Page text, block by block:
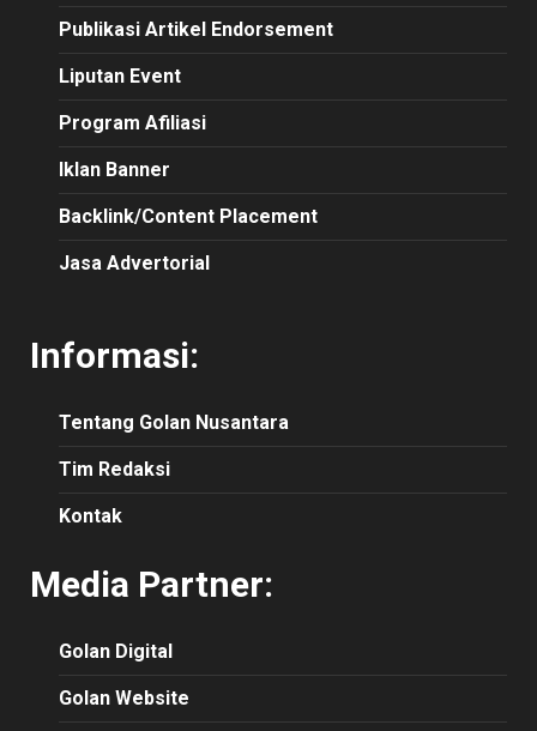
Publikasi Artikel Endorsement
Liputan Event
Program Afiliasi
Iklan Banner
Backlink/Content Placement
Jasa Advertorial
Informasi:
Tentang Golan Nusantara
Tim Redaksi
Kontak
Media Partner:
Golan Digital
Golan Website